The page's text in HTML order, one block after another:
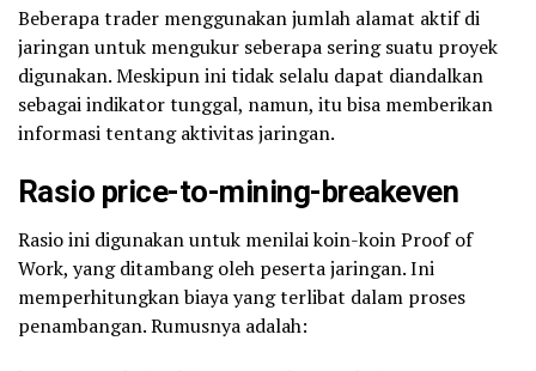
Beberapa trader menggunakan jumlah alamat aktif di
jaringan untuk mengukur seberapa sering suatu proyek
digunakan. Meskipun ini tidak selalu dapat diandalkan
sebagai indikator tunggal, namun, itu bisa memberikan
informasi tentang aktivitas jaringan.
Rasio price-to-mining-breakeven
Rasio ini digunakan untuk menilai koin-koin Proof of
Work, yang ditambang oleh peserta jaringan. Ini
memperhitungkan biaya yang terlibat dalam proses
penambangan. Rumusnya adalah: